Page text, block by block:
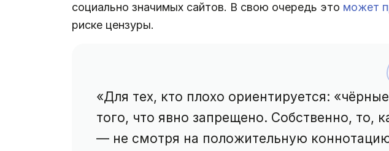
социально значимых сайтов. В свою очередь это может
риске цензуры.
«Для тех, кто плохо ориентируется:
того, что явно запрещено. Собственно, то,
— не смотря на положительную